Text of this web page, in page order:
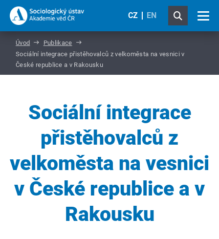
CZ EN
Úvod
Publikace
Sociální integrace přistěhovalců z velkoměsta na vesnici v
České republice a v Rakousku
Sociální integrace
přistěhovalců z
velkoměsta na vesnici
v České republice a v
Rakousku